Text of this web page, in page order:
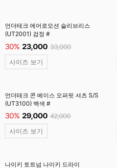
언더테크 에어로모션 슬리브리스
(UT2001) 검정 #
30% 23,000 33,000
사이즈 보기
언더테크 콘 베이스 오퍼핏 셔츠 S/S
(UT3100) 백색 #
30% 29,000 42,000
사이즈 보기
나이키 토트넘 나이키 드라이